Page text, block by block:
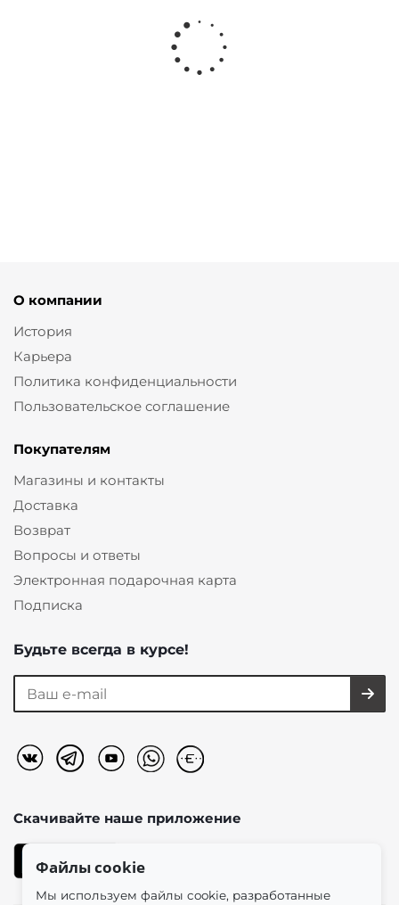
О компании
История
Карьера
Политика конфиденциальности
Пользовательское соглашение
Покупателям
Магазины и контакты
Доставка
Возврат
Вопросы и ответы
Электронная подарочная карта
Подписка
Будьте всегда в курсе!
Скачивайте наше приложение
Файлы cookie
Мы используем файлы cookie, разработанные